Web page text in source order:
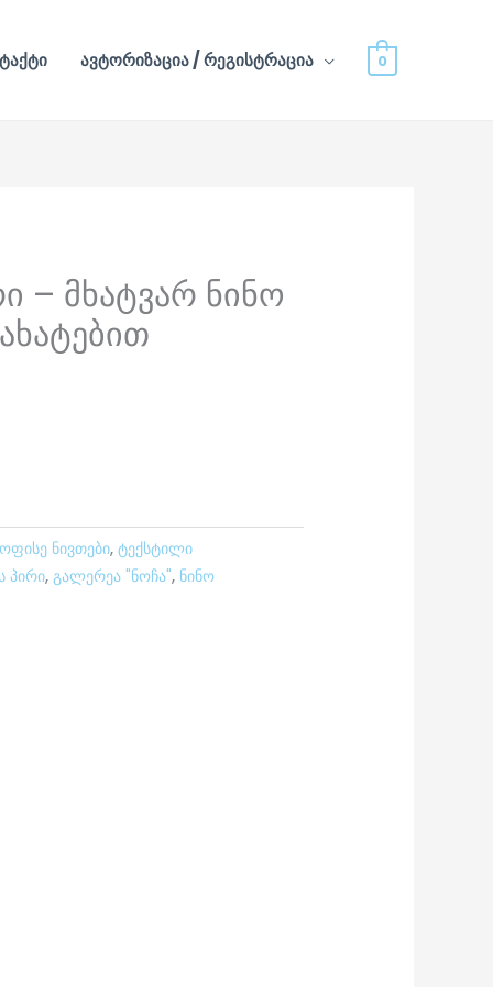
ავტორიზაცია / რეგისტრაცია 0
– მხატვარ ნინო
ნივთები, ტექსტილი
პირი, გალერეა "ნოჩა", ნინო